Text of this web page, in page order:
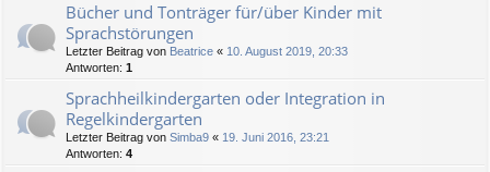
Bücher und Tonträger für/über Kinder mit
Sprachstörungen
Letzter Beitrag von Beatrice « 10. August 2019, 20:33
Antworten: 1
Sprachheilkindergarten oder Integration in
Regelkindergarten
Letzter Beitrag von Simba9 « 19. Juni 2016, 23:21
Antworten: 4